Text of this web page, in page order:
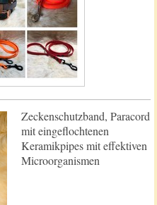
Zeckenschutzband, Paracord
mit eingeflochtenen
Keramikpipes mit effektiven
Microorganismen